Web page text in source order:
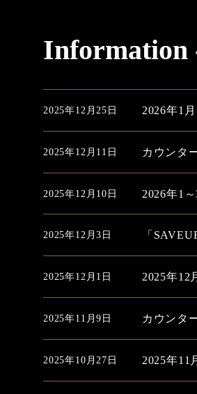
Information
2026年1
2025年12月25日
カウンタ
2025年12月11日
2026年1
2025年12月10日
「
2025年12月3日
2025年
2025年12月1日
カウンタ
2025年11月9日
2025年
2025年10月27日